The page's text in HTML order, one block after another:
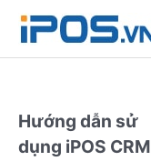
Hướng dẫn sử
dụng iPOS CRM